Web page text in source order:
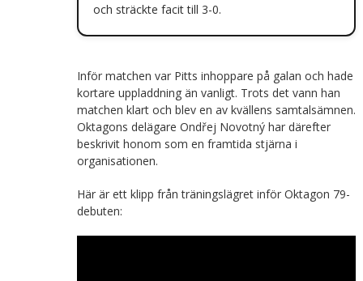
och sträckte facit till 3-0.
Inför matchen var Pitts inhoppare på galan och hade
kortare uppladdning än vanligt. Trots det vann han
matchen klart och blev en av kvällens samtalsämnen.
Oktagons delägare Ondřej Novotný har därefter
beskrivit honom som en framtida stjärna i
organisationen.
Här är ett klipp från träningslägret inför Oktagon 79-
debuten: